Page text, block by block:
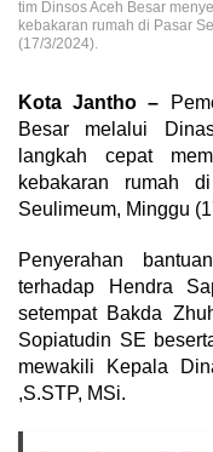
tim Dinsos Aceh Besar
kebakaran rumah di Pasar
(17/3/2024).
Kota Jantho –
Besar melalui
langkah cepat
kebakaran rumah
Seulimeum, Minggu
Penyerahan
terhadap Hendra
setempat Bakda
Sopiatudin SE
mewakili Kepala
,S.STP, MSi.